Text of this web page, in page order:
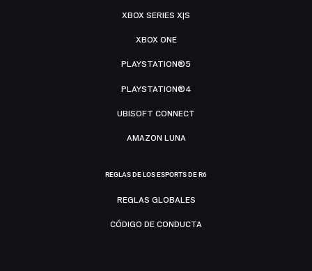
XBOX SERIES X|S
XBOX ONE
PLAYSTATION®5
PLAYSTATION®4
UBISOFT CONNECT
AMAZON LUNA
REGLAS DE LOS ESPORTS DE R6
REGLAS GLOBALES
CÓDIGO DE CONDUCTA